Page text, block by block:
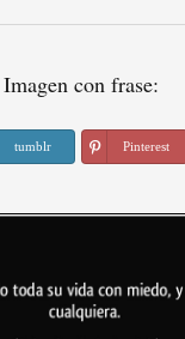
Imagen con frase:
tumblr Pinterest